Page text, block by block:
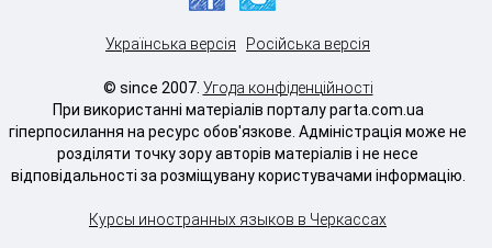
Українська версія Російська версія
© since 2007. Угода конфіденційності
При використанні матеріалів порталу parta.com.ua
гіперпосилання на ресурс обов'язкове. Адміністрація може не
розділяти точку зору авторів матеріалів і не несе
відповідальності за розміщувану користувачами інформацію.
Курсы иностранных языков в Черкассах